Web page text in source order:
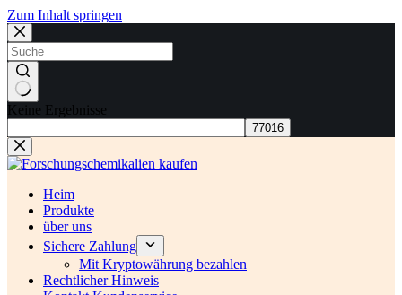
Zum Inhalt springen
Keine Ergebnisse
Heim
Produkte
über uns
Sichere Zahlung
Mit Kryptowährung bezahlen
Rechtlicher Hinweis